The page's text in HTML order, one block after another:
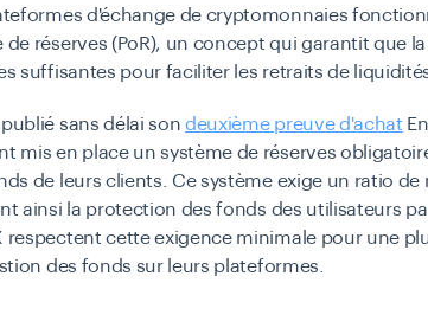
d'échange de cryptomonnaies
de réserves (PoR), un concept qui garantit que
suffisantes pour faciliter les retraits de
publié sans délai sondeuxième preuve d'achat
mis en place un système de réserves
de leurs clients. Ce système exige un ratio de
ainsi la protection des fonds des utilisateurs
respectent cette exigence minimale pour une
des fonds sur leurs plateformes.